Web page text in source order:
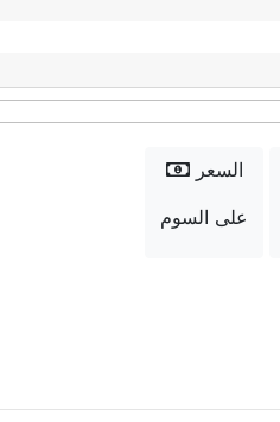
السعر
على السوم